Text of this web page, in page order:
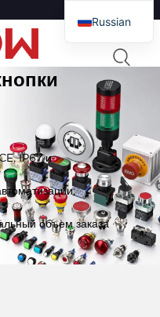
кнопка
IP67 и
объем заказа ·
Russian
English
Arabic
Polish
Spanish